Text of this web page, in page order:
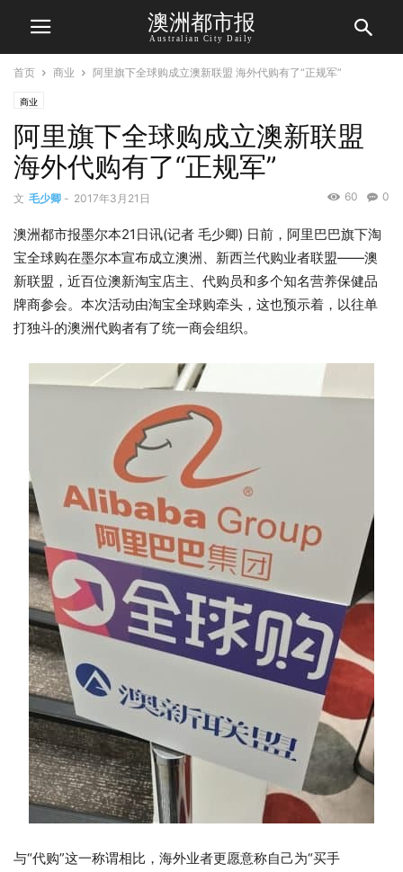
澳洲都市报
Australian City Daily
首页 商业 阿里旗下全球购成立澳新联盟 海外代购有了“正规军”
商业
阿里旗下全球购成立澳新联盟
海外代购有了“正规军”
文 毛少卿 - 2017年3月21日 0
60
澳洲都市报墨尔本21日讯(记者 毛少卿) 日前，阿里巴巴旗下淘
宝全球购在墨尔本宣布成立澳洲、新西兰代购业者联盟——澳
新联盟，近百位澳新淘宝店主、代购员和多个知名营养保健品
牌商参会。本次活动由淘宝全球购牵头，这也预示着，以往单
打独斗的澳洲代购者有了统一商会组织。
与“代购”这一称谓相比，海外业者更愿意称自己为“买手